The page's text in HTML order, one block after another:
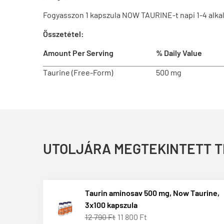
Fogyasszon 1 kapszula NOW TAURINE-t napi 1-4
Összetétel:
Amount Per Serving
% Daily Value
Taurine (Free-Form) 500 mg
UTOLJÁRA MEGTEKINTETT
Taurin aminosav 500 mg, Now Taurine,
3x100 kapszula
12 790 Ft 11 800 Ft